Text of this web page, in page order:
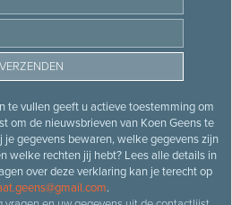
te vullen geeft u actieve toestemming om
om de nieuwsbrieven van Koen Geens te
gegevens bewaren, welke gegevens zijn
welke rechten jij hebt? Lees alle details in
over deze verklaring kan je terecht op
.